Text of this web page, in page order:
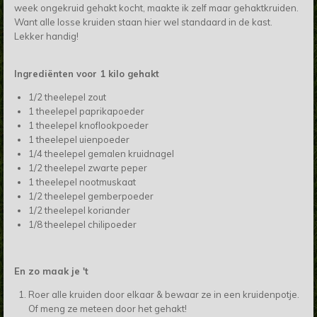
week ongekruid gehakt kocht, maakte ik zelf maar gehaktkruiden.
Want alle losse kruiden staan hier wel standaard in de kast.
Lekker handig!
Ingrediënten voor 1 kilo gehakt
1/2 theelepel zout
1 theelepel paprikapoeder
1 theelepel knoflookpoeder
1 theelepel uienpoeder
1/4 theelepel gemalen kruidnagel
1/2 theelepel zwarte peper
1 theelepel nootmuskaat
1/2 theelepel gemberpoeder
1/2 theelepel koriander
1/8 theelepel chilipoeder
En zo maak je 't
Roer alle kruiden door elkaar & bewaar ze in een kruidenpotje.
Of meng ze meteen door het gehakt!